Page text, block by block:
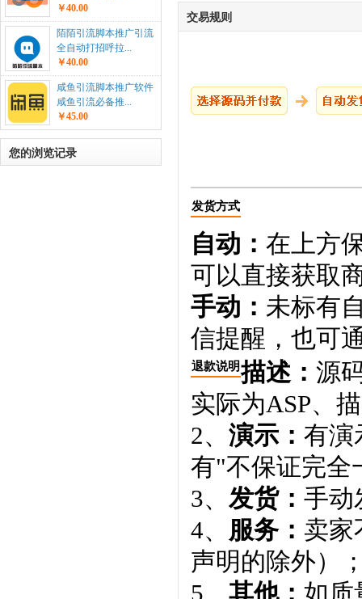
￥40.00
陌陌引流脚本推广引流
全自动打招呼拉...
￥40.00
咸鱼引流脚本推广软件
咸鱼引流必备推...
￥45.00
您的浏览记录
交易规则
发货方式
自动： 在上方
可以直接获取
手动： 未标有
信提醒，也可
退款说明描述： 源
实际为ASP、
2、 演示： 有演
有"不保证完全
3、 发货： 手动
4、 服务： 卖家
声明的除外）
5、 其他： 如质